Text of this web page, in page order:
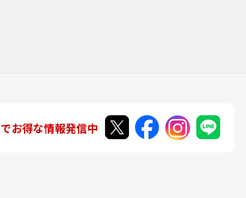
お得な情報発信中